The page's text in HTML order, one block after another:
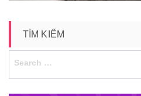
TÌM KIẾM
Search